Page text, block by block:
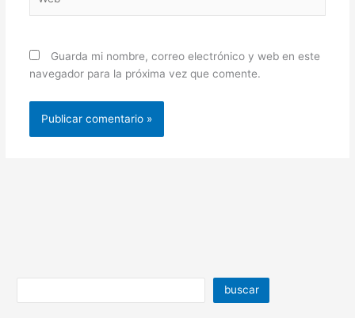
Guarda mi nombre, correo electrónico y web en este
navegador para la próxima vez que comente.
buscar